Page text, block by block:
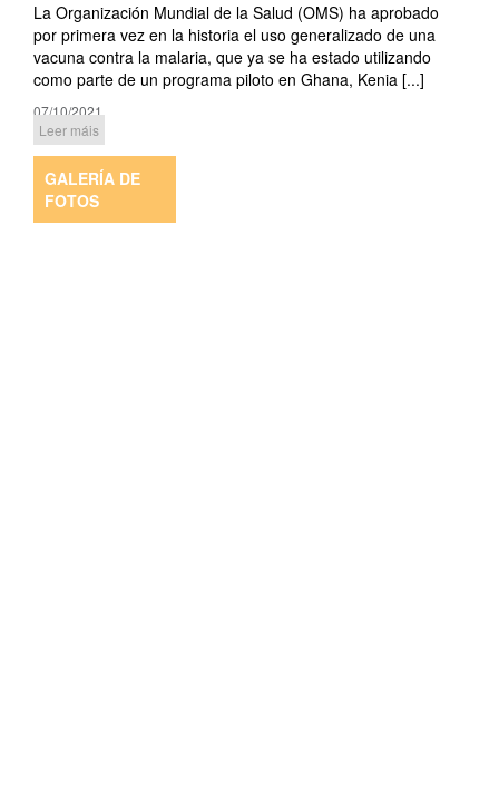
La Organización Mundial de la Salud (OMS) ha aprobado
por primera vez en la historia el uso generalizado de una
vacuna contra la malaria, que ya se ha estado utilizando
como parte de un programa piloto en Ghana, Kenia [...]
07/10/2021
Leer máis
GALERÍA DE
FOTOS